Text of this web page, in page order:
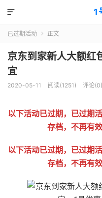
1

已过期活动  正文
京东到家新人大额红
宜
2020-05-11 阅读(1251 ) 评论(0)
以下活动已过期，已过期
存档，不再有
以下活动已过期，已过期
存档，不再有